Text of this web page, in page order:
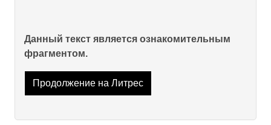
Данный текст является ознакомительным
фрагментом.
Продолжение на Литрес